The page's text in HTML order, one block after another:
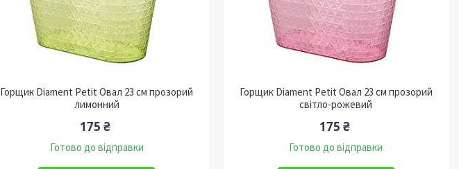
Горщик Diament Petit Овал 23 см прозорий
лимонний
175 ₴
Готово до відправки
Горщик Diament Petit Овал 23 см прозорий
світло-рожевий
175 ₴
Готово до відправки